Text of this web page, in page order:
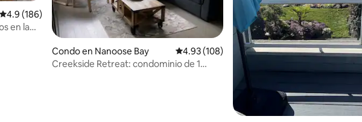
Calificación promedio: 4.9 de 5, 186 reseñas
4.9 (186)
en la
Condo en Nanoose Bay Calificación promedio: 4.93 de 5, 108 reseñas
4.93 (108)
Creekside Retreat: condominio de 1